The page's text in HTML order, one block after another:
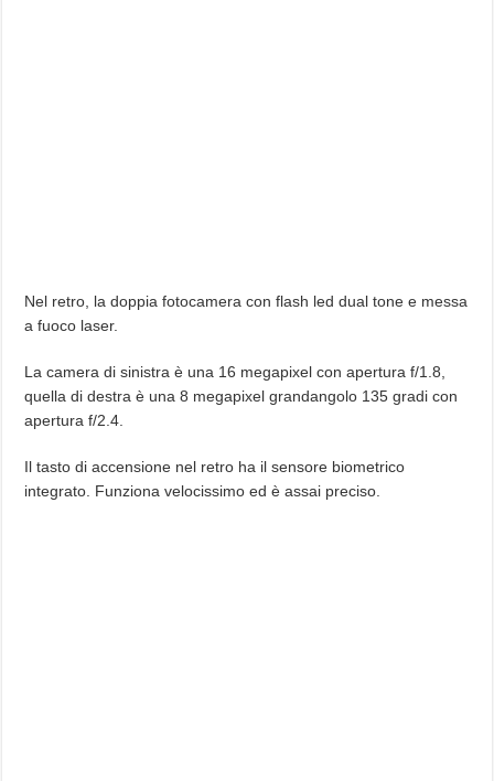
Nel retro, la doppia fotocamera con flash led dual tone e messa
a fuoco laser.
La camera di sinistra è una 16 megapixel con apertura f/1.8,
quella di destra è una 8 megapixel grandangolo 135 gradi con
apertura f/2.4.
Il tasto di accensione nel retro ha il sensore biometrico
integrato. Funziona velocissimo ed è assai preciso.